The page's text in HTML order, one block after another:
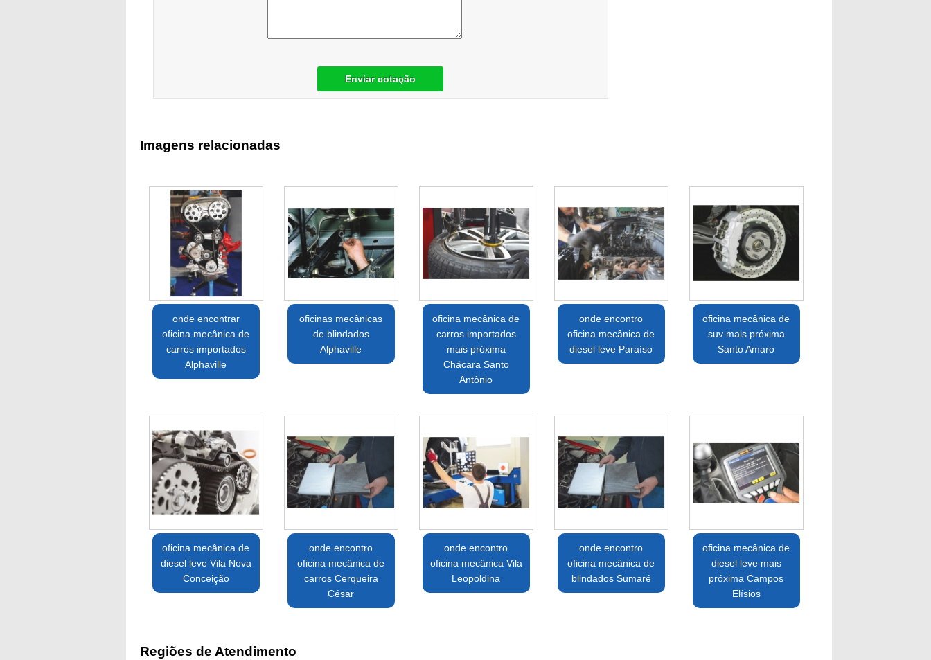
Enviar cotação
Imagens relacionadas
onde encontrar
oficina mecânica de
carros importados
Alphaville
oficinas mecânicas
de blindados
Alphaville
oficina mecânica de
carros importados
mais próxima
Chácara Santo
Antônio
onde encontro
oficina mecânica de
diesel leve Paraíso
oficina mecânica de
suv mais próxima
Santo Amaro
oficina mecânica de
diesel leve Vila Nova
Conceição
onde encontro
oficina mecânica de
carros Cerqueira
César
onde encontro
oficina mecânica Vila
Leopoldina
onde encontro
oficina mecânica de
blindados Sumaré
oficina mecânica de
diesel leve mais
próxima Campos
Elísios
Regiões de Atendimento